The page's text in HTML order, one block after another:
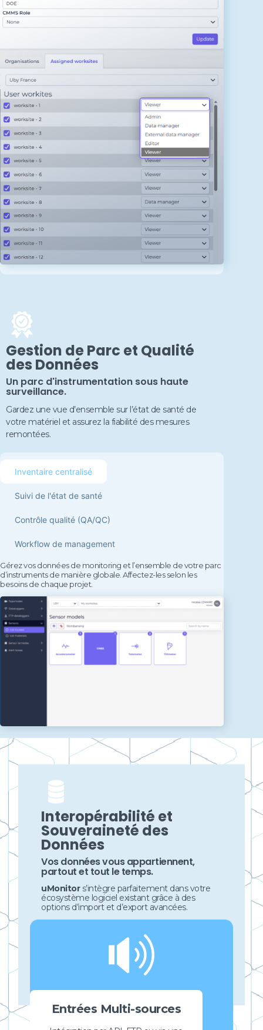
Gestion de Parc et Qualité
des Données
Un parc d'instrumentation sous haute
surveillance.
Gardez une vue d’ensemble sur l’état de santé de
votre matériel et assurez la fiabilité des mesures
remontées.
Inventaire centralisé
Suivi de l'état de santé
Contrôle qualité (QA/QC)
Workflow de management
Gérez vos données de monitoring et l’ensemble de votre parc
d’instruments de manière globale. Affectez-les selon les
besoins de chaque projet.
Interopérabilité et
Souveraineté des
Données
Vos données vous appartiennent,
partout et tout le temps.
uMonitor s’intègre parfaitement dans votre
écosystème logiciel existant grâce à des
options d’import et d’export avancées.
Entrées Multi-sources